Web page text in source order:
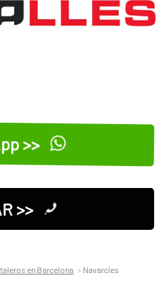
>>
>>
en Barcelona Navarcles